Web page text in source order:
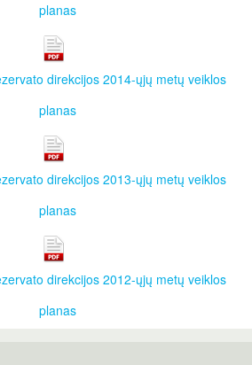
planas
direkcijos 2014-ųjų metų veiklos
planas
direkcijos 2013-ųjų metų veiklos
planas
direkcijos 2012-ųjų metų veiklos
planas